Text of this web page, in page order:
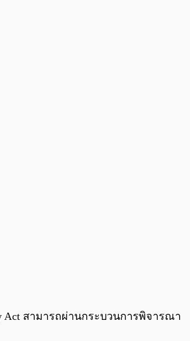
Act สามารถผ่านกระบวนการพิจารณา